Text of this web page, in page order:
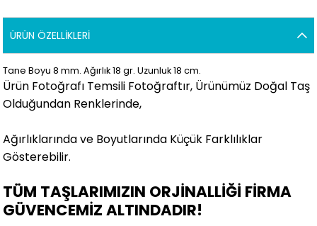
ÜRÜN ÖZELLIKLERI
Tane Boyu 8 mm. Ağırlık 18 gr. Uzunluk 18 cm.
Ürün Fotoğrafı Temsili Fotoğraftır, Ürünümüz Doğal Taş
Olduğundan Renklerinde,
Ağırlıklarında ve Boyutlarında Küçük Farklılıklar
Gösterebilir.
TÜM TAŞLARIMIZIN ORJİNALLİĞİ FİRMA
GÜVENCEMİZ ALTINDADIR!